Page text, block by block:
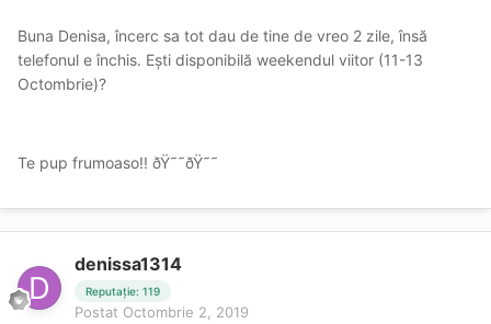
Buna Denisa, încerc sa tot dau de tine de vreo 2 zile, însă
telefonul e închis. Ești disponibilă weekendul viitor (11-13
Octombrie)?
Te pup frumoaso!! ðŸ˜˜ðŸ˜˜
denissa1314
Reputație: 119
Postat Octombrie 2, 2019